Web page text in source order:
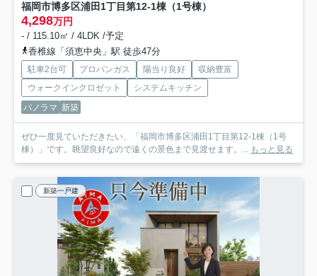
福岡市博多区浦田1丁目第12-1棟（1号棟）
4,298万円
- / 115.10㎡ / 4LDK /予定
香椎線「須恵中央」駅 徒歩47分
駐車2台可 プロパンガス 陽当り良好
収納豊富
ウォークインクロゼット
システムキッチン
パノラマ 新築
ぜひ一度見ていただきたい、「福岡市博多区浦田1丁目第12-1棟（1号
棟）」です。眺望良好なので遠くの景色まで見渡せます。... もっと見る
新築一戸建